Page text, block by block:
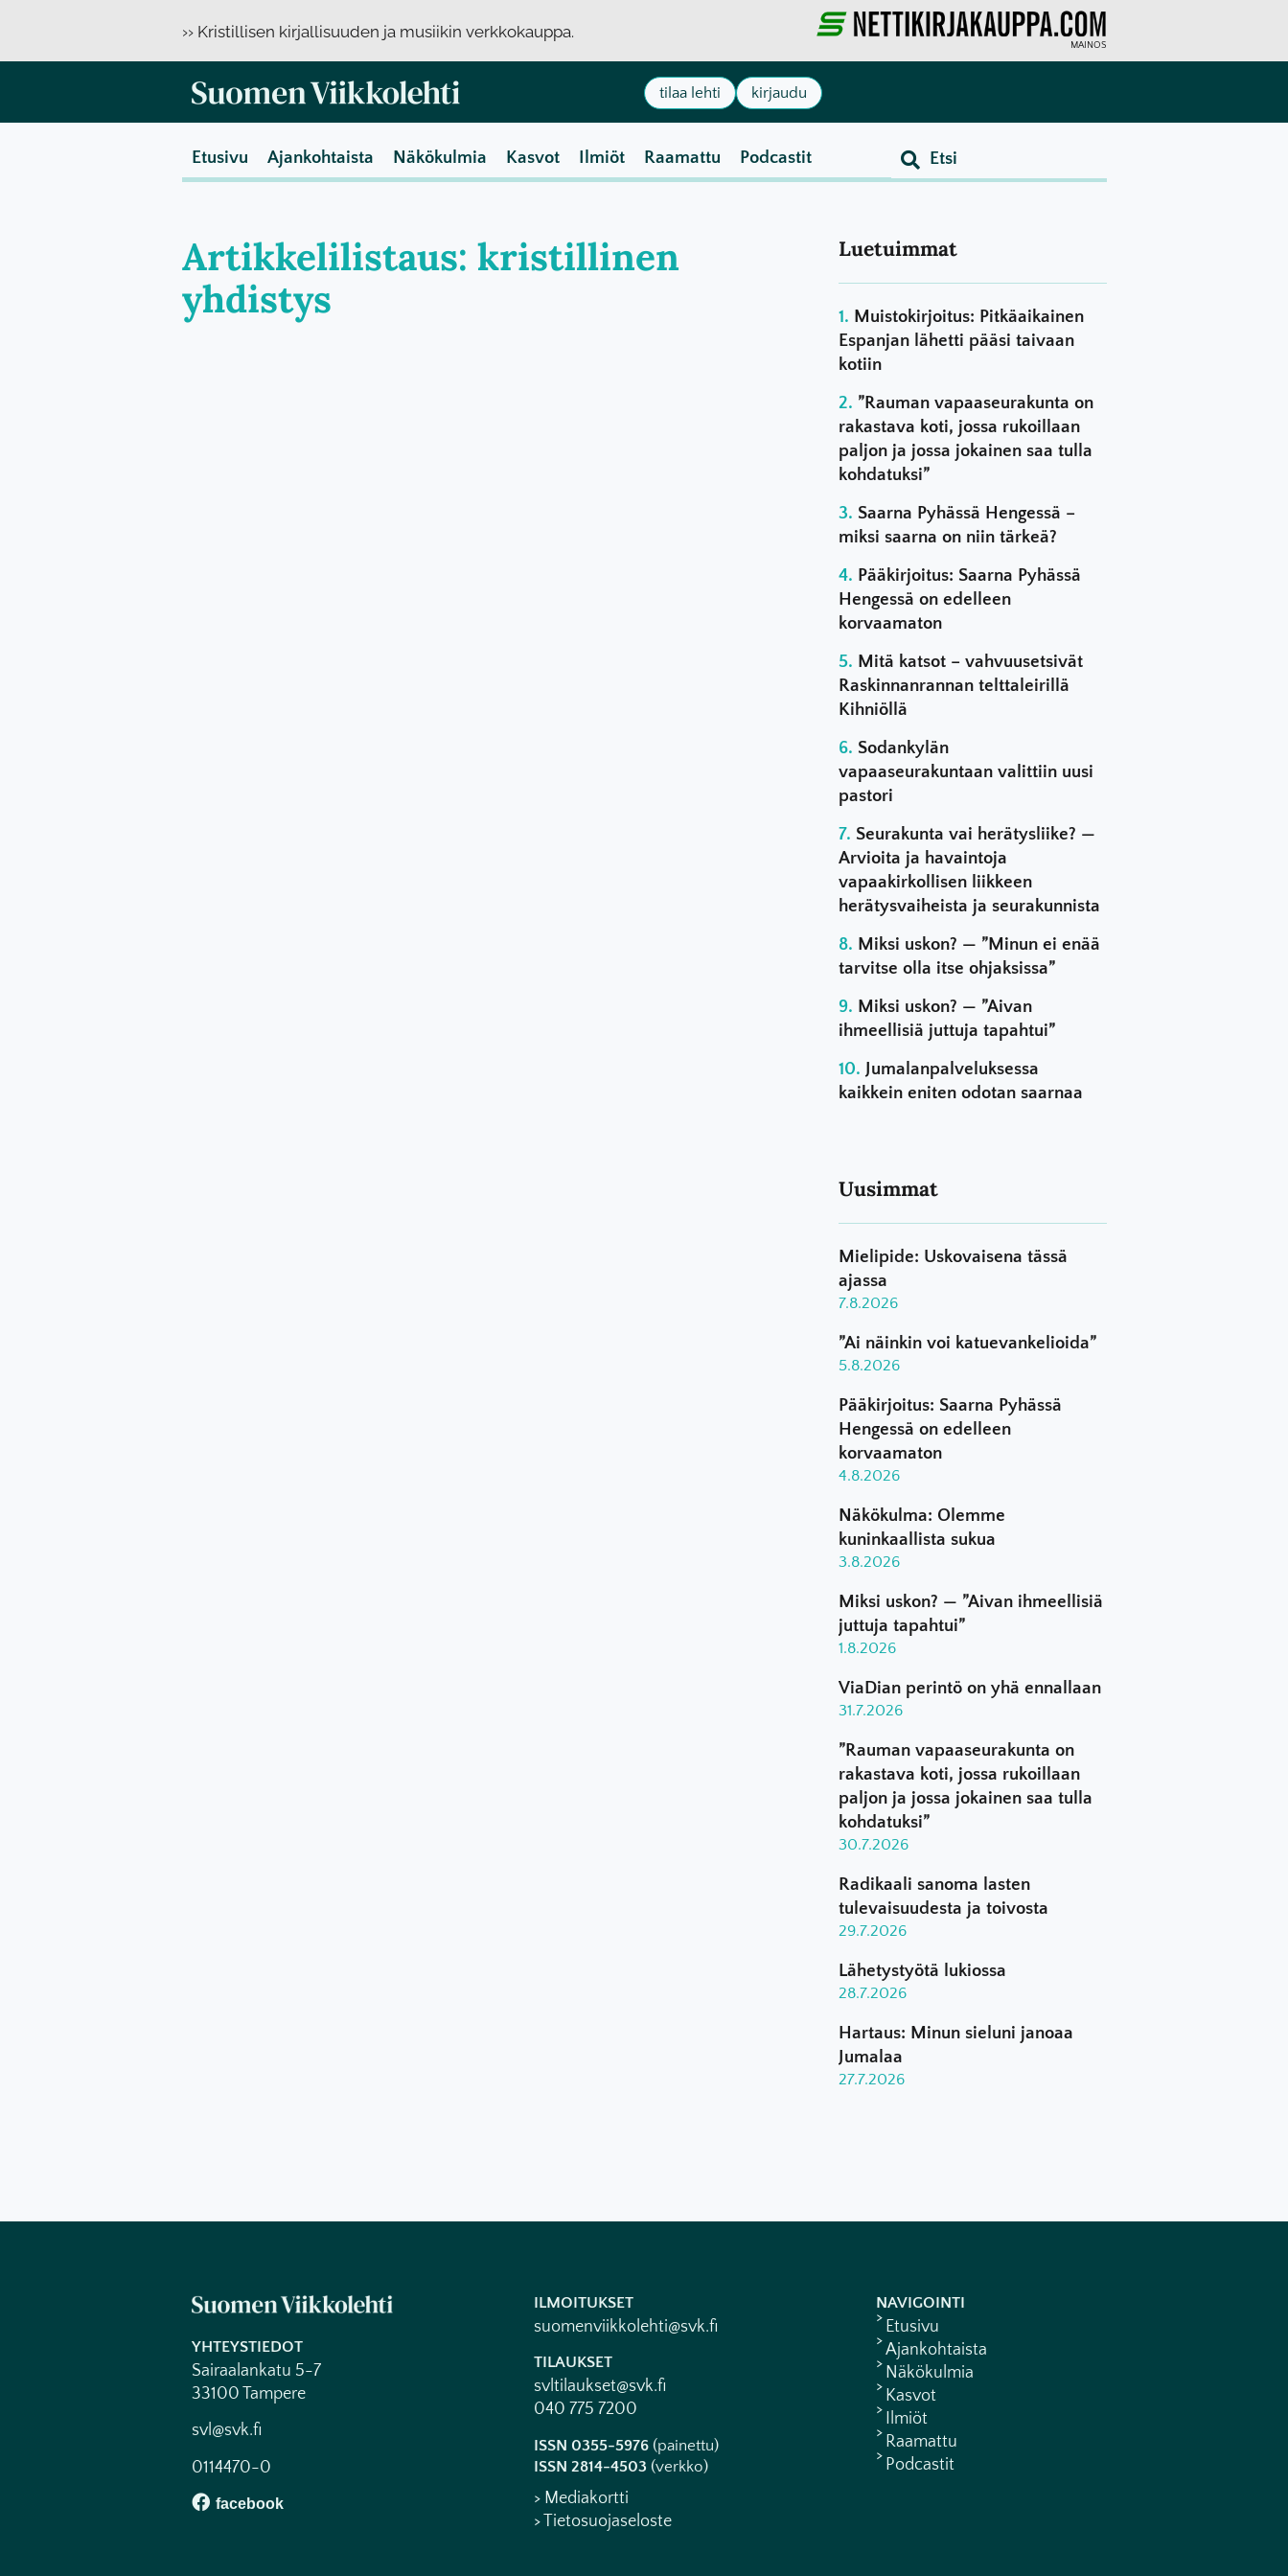
›› Kristillisen kirjallisuuden ja musiikin verkkokauppa.
MAINOS
tilaa lehti kirjaudu
Etusivu Ajankohtaista Näkökulmia Kasvot Ilmiöt Raamattu Podcastit
Artikkelilistaus: kristillinen
yhdistys
Luetuimmat
Muistokirjoitus: Pitkäaikainen
Espanjan lähetti pääsi taivaan
kotiin
”Rauman vapaaseurakunta on
rakastava koti, jossa rukoillaan
paljon ja jossa jokainen saa tulla
kohdatuksi”
Saarna Pyhässä Hengessä –
miksi saarna on niin tärkeä?
Pääkirjoitus: Saarna Pyhässä
Hengessä on edelleen
korvaamaton
Mitä katsot – vahvuusetsivät
Raskinnanrannan telttaleirillä
Kihniöllä
Sodankylän
vapaaseurakuntaan valittiin uusi
pastori
Seurakunta vai herätysliike? —
Arvioita ja havaintoja
vapaakirkollisen liikkeen
herätysvaiheista ja seurakunnista
Miksi uskon? — ”Minun ei enää
tarvitse olla itse ohjaksissa”
Miksi uskon? — ”Aivan
ihmeellisiä juttuja tapahtui”
Jumalanpalveluksessa
kaikkein eniten odotan saarnaa
Uusimmat
Mielipide: Uskovaisena tässä
ajassa
7.8.2026
”Ai näinkin voi katuevankelioida”
5.8.2026
Pääkirjoitus: Saarna Pyhässä
Hengessä on edelleen
korvaamaton
4.8.2026
Näkökulma: Olemme
kuninkaallista sukua
3.8.2026
Miksi uskon? — ”Aivan ihmeellisiä
juttuja tapahtui”
1.8.2026
ViaDian perintö on yhä ennallaan
31.7.2026
”Rauman vapaaseurakunta on
rakastava koti, jossa rukoillaan
paljon ja jossa jokainen saa tulla
kohdatuksi”
30.7.2026
Radikaali sanoma lasten
tulevaisuudesta ja toivosta
29.7.2026
Lähetystyötä lukiossa
28.7.2026
Hartaus: Minun sieluni janoaa
Jumalaa
27.7.2026
YHTEYSTIEDOT
Sairaalankatu 5-7
33100 Tampere
svl@svk.fi
0114470-0
ILMOITUKSET
suomenviikkolehti@svk.fi
TILAUKSET
svltilaukset@svk.fi
040 775 7200
ISSN 0355-5976(painettu)
ISSN 2814-4503 (verkko)
> Mediakortti
> Tietosuojaseloste
NAVIGOINTI
Etusivu
Ajankohtaista
Näkökulmia
Kasvot
Ilmiöt
Raamattu
Podcastit